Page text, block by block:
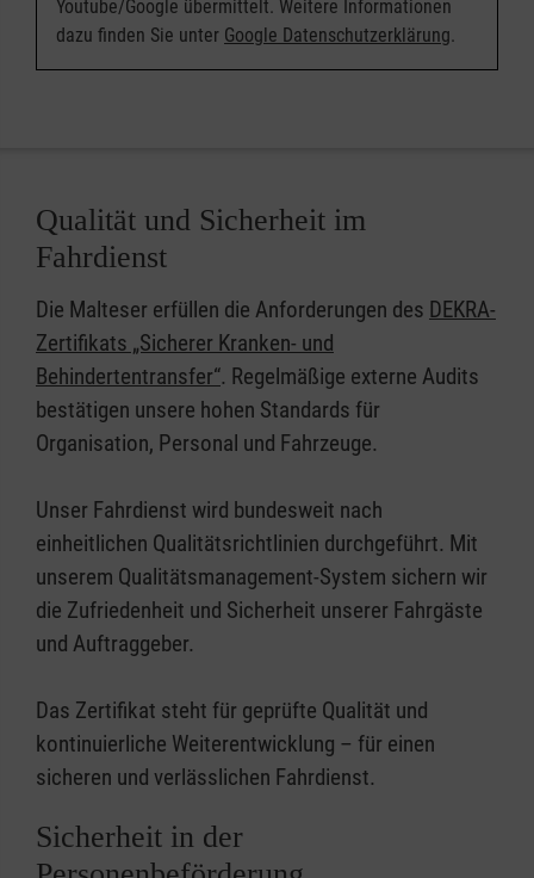
Youtube/Google übermittelt. Weitere Informationen
dazu finden Sie unter Google Datenschutzerklärung.
Qualität und Sicherheit im
Fahrdienst
Die Malteser erfüllen die Anforderungen des DEKRA-
Zertifikats „Sicherer Kranken- und
Behindertentransfer“. Regelmäßige externe Audits
bestätigen unsere hohen Standards für
Organisation, Personal und Fahrzeuge.
Unser Fahrdienst wird bundesweit nach
einheitlichen Qualitätsrichtlinien durchgeführt. Mit
unserem Qualitätsmanagement-System sichern wir
die Zufriedenheit und Sicherheit unserer Fahrgäste
und Auftraggeber.
Das Zertifikat steht für geprüfte Qualität und
kontinuierliche Weiterentwicklung – für einen
sicheren und verlässlichen Fahrdienst.
Sicherheit in der